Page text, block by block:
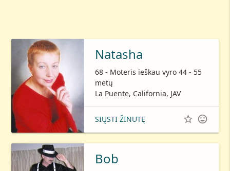
Natasha
68 - Moteris ieškau vyro 44 - 55
metų
La Puente, California, JAV
SIŲSTI ŽINUTĘ  
Bob